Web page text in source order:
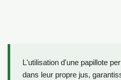
L'utilisation d'une papillote
dans leur propre jus,